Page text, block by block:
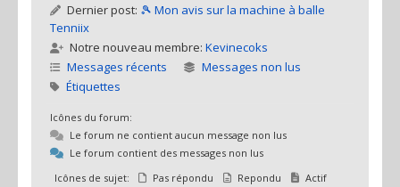
Dernier post: 🎾 Mon avis sur la machine à balle
Tenniix
Notre nouveau membre: Kevinecoks
Messages récents
Messages non lus
Étiquettes
Icônes du forum:
Le forum ne contient aucun message non lus
Le forum contient des messages non lus
Icônes de sujet:
Pas répondu Repondu
Actif